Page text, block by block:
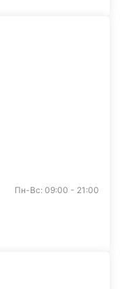
Пн-Вс: 09:00 - 21:00